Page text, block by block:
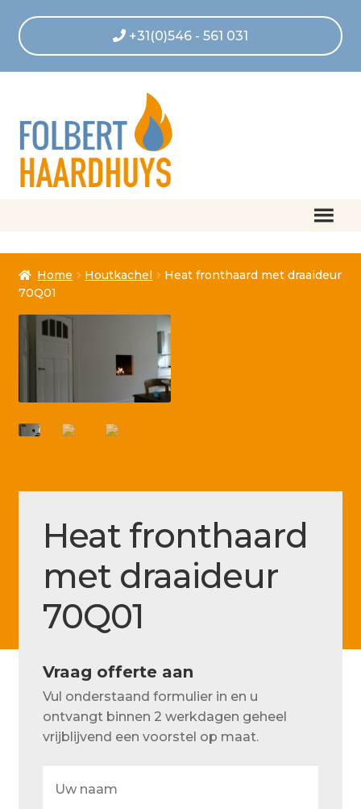
+31(0)546 - 561 031
Afrekenen
Algemene voorwaarden
Fout bij betaling
Installatieservice
Klantenservice
Betaalmethode
Mijn account
Over ons
Actueel
Ons team
Home Houtkachel
Heat fronthaard met draaideur
70Q01
Heat fronthaard
met draaideur
70Q01
Vraag offerte aan
Vul onderstaand formulier in en u
ontvangt binnen 2 werkdagen geheel
vrijblijvend een voorstel op maat.
naam